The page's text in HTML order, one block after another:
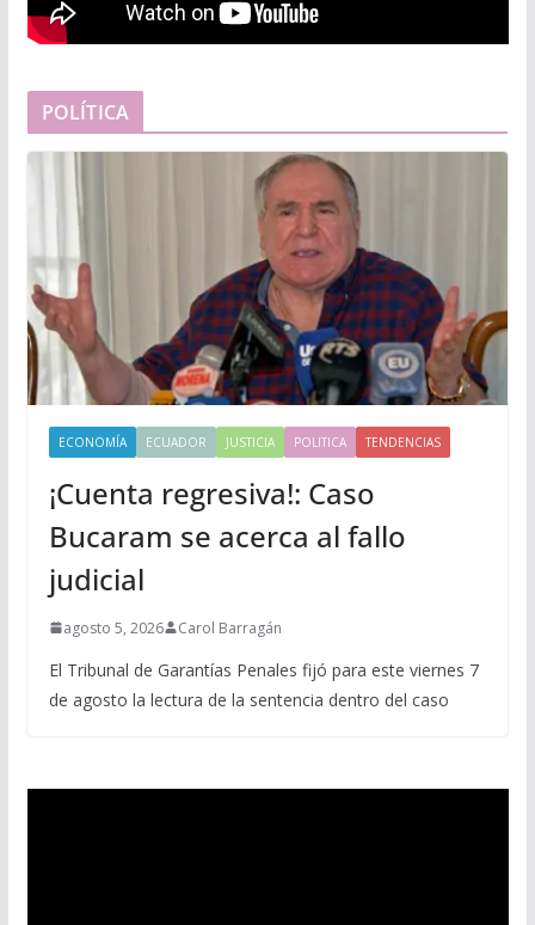
POLÍTICA
ECONOMÍA ECUADOR JUSTICIA POLITICA TENDENCIAS
¡Cuenta regresiva!: Caso
Bucaram se acerca al fallo
judicial
agosto 5, 2026 Carol Barragán
El Tribunal de Garantías Penales fijó para este viernes 7
de agosto la lectura de la sentencia dentro del caso